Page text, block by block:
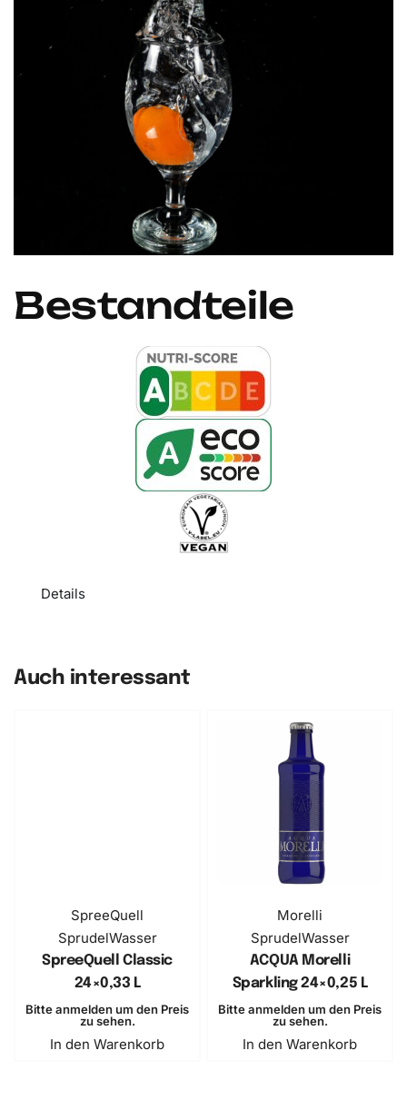
Bestandteile
Details
Auch interessant
SpreeQuell
SprudelWasser
SpreeQuell Classic
24×0,33 L
Bitte anmelden um den Preis
zu sehen.
In den Warenkorb
Morelli
SprudelWasser
ACQUA Morelli
Sparkling ​24×0,25 L
Bitte anmelden um den Preis
zu sehen.
In den Warenkorb